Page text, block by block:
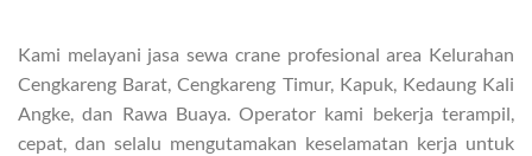
Kami melayani jasa sewa crane profesional area Kelurahan
Cengkareng Barat, Cengkareng Timur, Kapuk, Kedaung Kali
Angke, dan Rawa Buaya. Operator kami bekerja terampil,
cepat, dan selalu mengutamakan keselamatan kerja untuk